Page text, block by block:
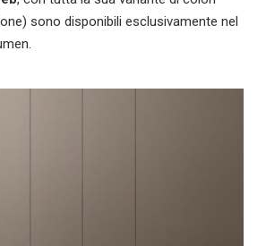
sono disponibili esclusivamente nel